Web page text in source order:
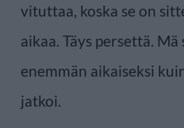
vituttaa, koska se on
aikaa. Täys persettä.
enemmän aikaiseksi
jatkoi.